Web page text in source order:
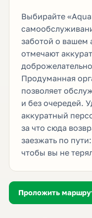
Выбирайте
заботой о вашем
отмечают
Продуманная
позволяет
и без очередей.
аккуратный
за что сюда
заезжать по
чтобы вы не
Проложить